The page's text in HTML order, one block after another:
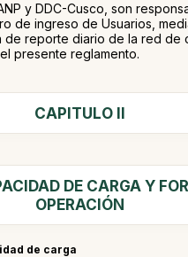
y DDC-Cusco, son
de ingreso de Usuarios,
reporte diario de la red de
presente reglamento.
CAPITULO II
DE CARGA Y
OPERACIÓN
de carga